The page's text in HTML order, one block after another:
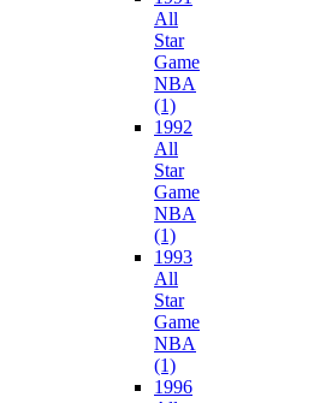
All
Star
Game
NBA
(1)
1992
All
Star
Game
NBA
(1)
1993
All
Star
Game
NBA
(1)
1996